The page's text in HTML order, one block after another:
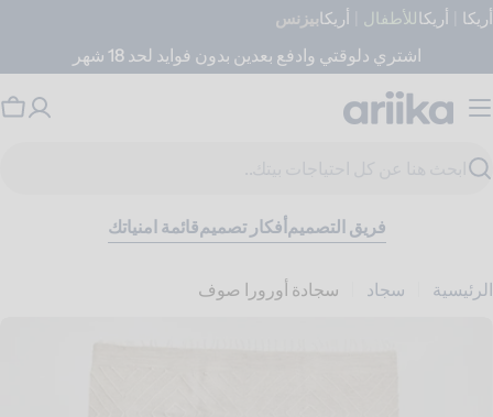
تجاوز
المحتوى
أريكا أريكا للأطفال أريكا بيزنس
اشتري دلوقتي وادفع بعدين بدون فوايد لحد 18 شهر
بحث
فريق التصميم أفكار تصميمقائمة امنياتك
الرئيسية سجاد سجادة أورورا صوف